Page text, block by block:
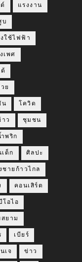
แรงงาน
บ
งใช้ไฟฟ้า
เพศ
ย
น โควิด
าว ชุมชน
พริก
ด็ก ศิลปะ
ชายก้าวไกล
คอนเสิร์ต
โอไอ
ยาม
เบียร์
เจ ข่าว